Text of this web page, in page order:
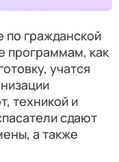
гражданской
программам, как
учатся
техникой и
сдают
а также